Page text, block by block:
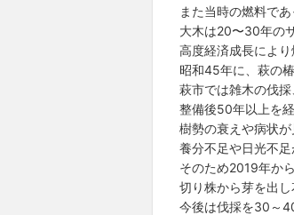
また当時の燃料で
大木は20〜30年の
高度経済成長によ
昭和45年に、萩の
萩市では雑木の伐
整備後50年以上を
樹勢の衰えや病状が
養分不足や日光不足
そのため2019年か
切り株から芽を出し
今後は伐採を30～